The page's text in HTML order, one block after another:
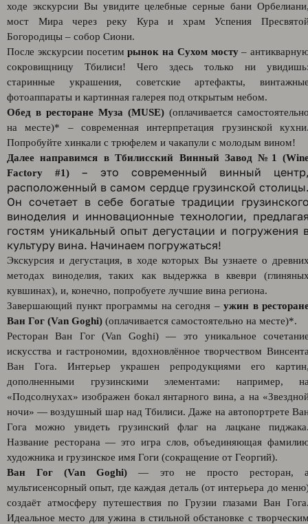
ходе экскурсии Вы увидите целебные серные бани
мост Мира через реку Кура и храм Успения
Богородицы – собор Сиони.
После экскурсии посетимрынок на Сухом мосту–
сокровищницу Тбилиси! Чего здесь только ни
старинные украшения, советские артефакты,
фотоаппараты и картинная галерея под открытым небом.
Обед в ресторане Муза (MUSE) (оплачивается
на месте)* – современная интерпретация грузинской
Попробуйте хинкали с трюфелем и чакапули с молодым вином!
Далее направимся в Тбилисский Винный Завод №1 (
Factory #1)
– это современный винный
расположенный в самом сердце грузинской
Он сочетает в себе богатые традиции
виноделия и инновационные технологии,
гостям уникальный опыт дегустации и погружения
культуру вина. Начинаем погружаться!
Экскурсия и дегустация, в ходе которых Вы узнаете о
методах виноделия, таких как выдержка в квеври
кувшинах), и, конечно, попробуете лучшие вина региона.
Завершающий пункт программы на сегодня – ужин в
Ван Гог (Van Goghi) (оплачивается самостоятельно на месте)*.
Ресторан Ван Гог (Van Goghi) — это уникальное
искусства и гастрономии, вдохновлённое творчеством
Ван Гога. Интерьер украшен репродукциями его
дополненными грузинскими элементами: например,
«Подсолнухах» изображен бокал янтарного вина, а на
ночи» — воздушный шар над Тбилиси. Даже на автопортрете
Гога можно увидеть грузинский флаг на лацкане
Название ресторана — это игра слов, объединяющая
художника и грузинское имя Гоги (сокращение от Георгий).
Ван Гог (Van Goghi) — это не просто ресторан,
мультисенсорный опыт, где каждая деталь (от интерьера до
создаёт атмосферу путешествия по Грузии глазами Ван
Идеальное место для ужина в стильной обстановке с